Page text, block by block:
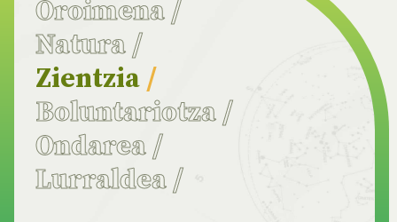
Oroimena /
Natura /
Zientzia /
Boluntariotza /
Ondarea /
Lurraldea /